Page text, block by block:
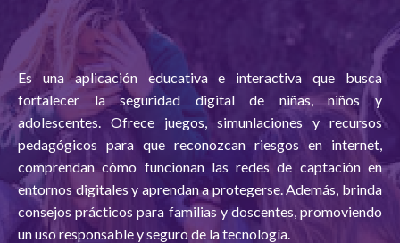
Es una aplicación educativa e interactiva que busca
fortalecer la seguridad digital de niñas, niños y
adolescentes. Ofrece juegos, simunlaciones y recursos
pedagógicos para que reconozcan riesgos en internet,
comprendan cómo funcionan las redes de captación en
entornos digitales y aprendan a protegerse. Además, brinda
consejos prácticos para familias y doscentes, promoviendo
un uso responsable y seguro de la tecnología.